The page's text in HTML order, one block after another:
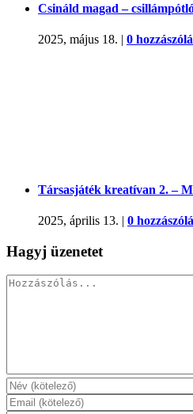
Csináld magad –
2025, május 18. | 0
Társasjáték kreatívan 2. –
2025, április 13. | 0
Hagyj üzenetet
Hozzászólás